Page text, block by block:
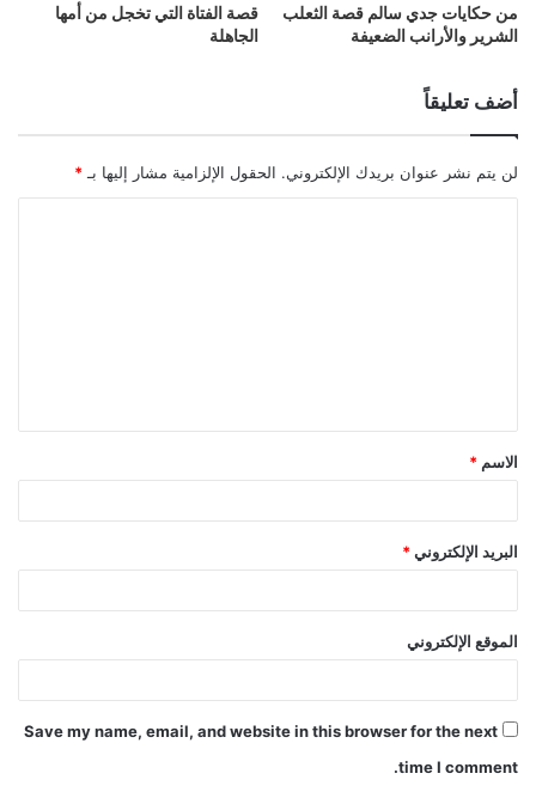
من حكايات جدي سالم قصة الثعلب
الشرير والأرانب الضعيفة
قصة الفتاة التي تخجل من أمها
الجاهلة
أضف تعليقاً
لن يتم نشر عنوان بريدك الإلكتروني. الحقول الإلزامية مشار إليها بـ *
الاسم *
البريد الإلكتروني *
الموقع الإلكتروني
Save my name, email, and website in this browser for the next
time I comment.